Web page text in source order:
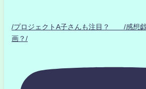
/プロジェクトA子さんも注目？ /感想戯
画？/